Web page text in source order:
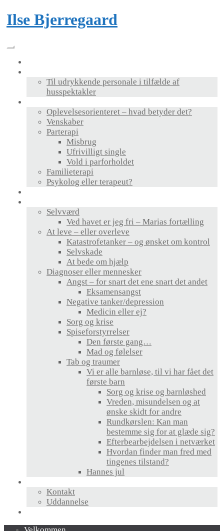
Skip
to
Ilse Bjerregaard
Til udrykkende personale i tilfælde af
husspektakler
Oplevelsesorienteret – hvad betyder det?
Venskaber
Parterapi
Misbrug
Ufrivilligt single
Vold i parforholdet
Familieterapi
Psykolog eller terapeut?
Selvværd
Ved havet er jeg fri – Marias fortælling
At leve – eller overleve
Katastrofetanker – og ønsket om kontrol
Selvskade
At bede om hjælp
Diagnoser eller mennesker
Angst – for snart det ene snart det andet
Eksamensangst
Negative tanker/depression
Medicin eller ej?
Sorg og krise
Spiseforstyrrelser
Den første gang…
Mad og følelser
Tab og traumer
Vi er alle barnløse, til vi har fået det
første barn
Sorg og krise og barnløshed
Vreden, misundelsen og at
ønske skidt for andre
Rundkørslen: Kan man
bestemme sig for at glæde sig?
Efterbearbejdelsen i netværket
Hvordan finder man fred med
tingenes tilstand?
Hannes jul
Kontakt
Uddannelse